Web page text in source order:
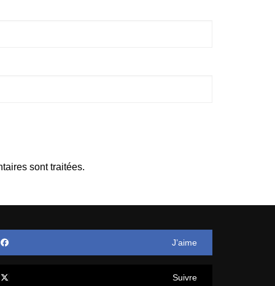
sont traitées.
J’aime
Suivre